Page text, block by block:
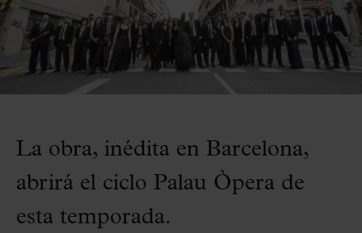
La obra, inédita en Barcelona,
abrirá el ciclo Palau Òpera de
esta temporada.